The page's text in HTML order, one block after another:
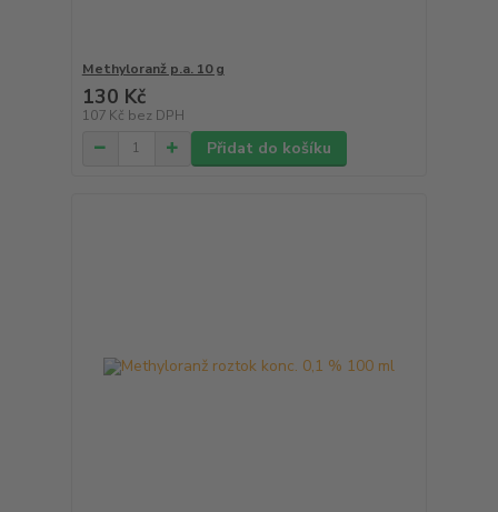
Methyloranž p.a. 10 g
130 Kč
107 Kč bez DPH
Přidat do košíku